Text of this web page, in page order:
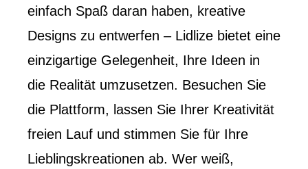
einfach Spaß daran haben, kreative
Designs zu entwerfen – Lidlize bietet eine
einzigartige Gelegenheit, Ihre Ideen in
die Realität umzusetzen. Besuchen Sie
die Plattform, lassen Sie Ihrer Kreativität
freien Lauf und stimmen Sie für Ihre
Lieblingskreationen ab. Wer weiß,